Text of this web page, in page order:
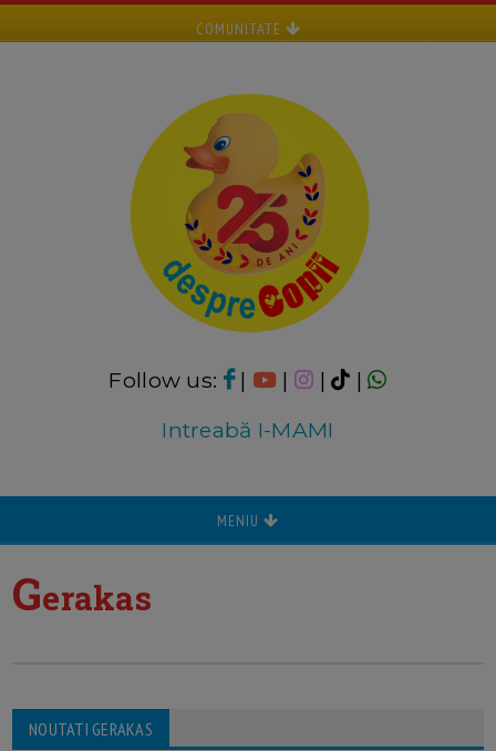
COMUNITATE
Follow us: | | |
|
Intreabă I-MAMI
MENIU
Gerakas
NOUTATI GERAKAS